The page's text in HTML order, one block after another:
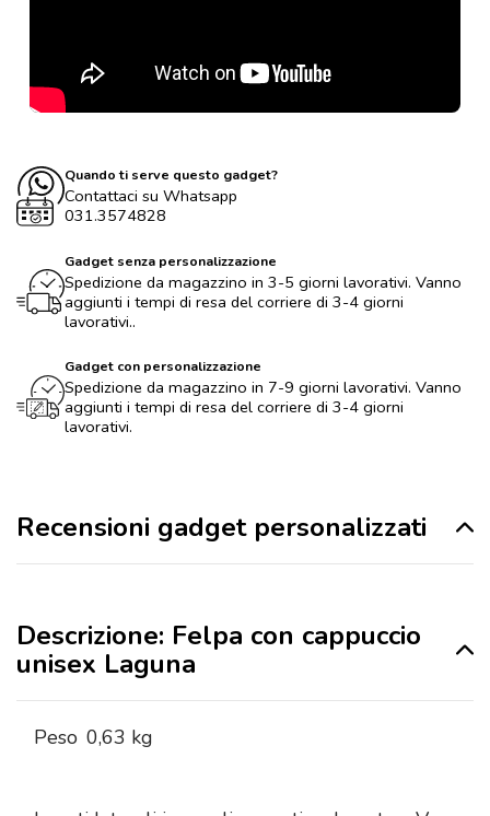
Quando ti serve questo gadget?
Contattaci su Whatsapp
031.3574828
Gadget senza personalizzazione
Spedizione da magazzino in 3-5 giorni lavorativi. Vanno
aggiunti i tempi di resa del corriere di 3-4 giorni
lavorativi..
Gadget con personalizzazione
Spedizione da magazzino in 7-9 giorni lavorativi. Vanno
aggiunti i tempi di resa del corriere di 3-4 giorni
lavorativi.
Recensioni gadget personalizzati
Descrizione: Felpa con cappuccio
unisex Laguna
Peso 0,63 kg